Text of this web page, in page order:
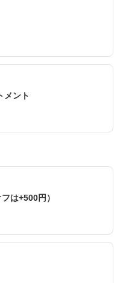
メント
は+500円）